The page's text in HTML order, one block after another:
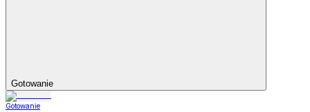
Gotowanie
Gotowanie